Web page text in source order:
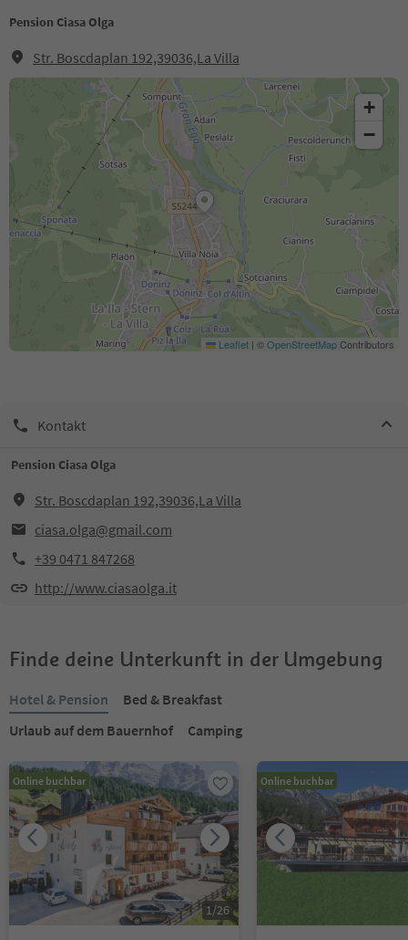
Pension Ciasa Olga
Str. Boscdaplan 192,39036,La Villa
+
−
Leaflet | ©OpenStreetMapContributors
Kontakt
Pension Ciasa Olga
Str. Boscdaplan 192,39036,La Villa
ciasa.olga@gmail.com
+39 0471 847268
http://www.ciasaolga.it
Finde deine Unterkunft in der Umgebung
Hotel & Pension
Bed & Breakfast
Urlaub auf dem Bauernhof
Camping
Online buchbar
1/26
Online buchbar